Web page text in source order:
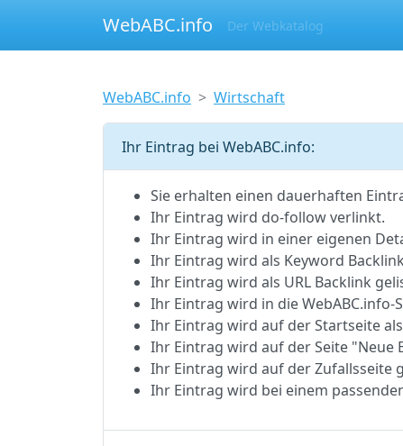
WebABC.info Der Webkatalog
WebABC.info
Wirtschaft
Ihr Eintrag bei WebABC.info:
Sie erhalten einen dauerhaften
Ihr Eintrag wird do-follow verlinkt.
Ihr Eintrag wird in einer eigenen
Ihr Eintrag wird als Keyword
Ihr Eintrag wird als URL Backlink
Ihr Eintrag wird in die
Ihr Eintrag wird auf der Startseite
Ihr Eintrag wird auf der Seite "Neue
Ihr Eintrag wird auf der Zufallsseite
Ihr Eintrag wird bei einem